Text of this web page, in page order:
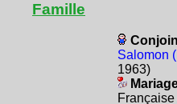
Famille
Salomon
1963)